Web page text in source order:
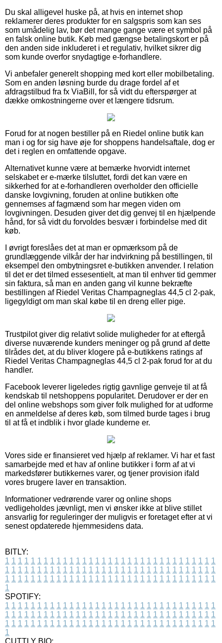
Du skal alligevel huske på, at hvis en internet shop
reklamerer deres produkter for en salgspris som kan ses
som umådelig lav, bør det mange gange være et symbol på
en falsk online butik. Køb med gængse betalingskort er på
den anden side inkluderet i et regulativ, hvilket sikrer dig
som kunde overfor snydagtige e-forhandlere.
Vi anbefaler generelt shopping med kort eller mobilbetaling.
Som en anden løsning burde du drage fordel af et
afdragstilbud fra fx ViaBill, for så vidt du efterspørger at
dække omkostningerne over et længere tidsrum.
Forud for at nogen bestiller på en Riedel online butik kan
man i og for sig have øje for shoppens handelsaftale, dog er
det i reglen en omfattende opgave.
Alternativet kunne være at bemærke hvorvidt internet
selskabet er e-mærke tilsluttet, fordi det kan være en
sikkerhed for at e-forhandleren overholder den officielle
danske lovgivning, foruden at online butikken ofte
gennemses af fagmænd som har megen viden om
lovgivningen. Desuden giver det dig genvej til en hjælpende
hånd, for så vidt du forvoldes besvær i forbindelse med dit
køb.
I øvrigt foreslåes det at man er opmærksom på de
grundlæggende vilkår der har indvirkning på bestillingen, til
eksempel den ombytningsret e-butikken anvender. I relation
til det er det tilmed essesentielt, at man til enhver tid gemmer
sin faktura, så man en anden gang vil kunne bekræfte
bestillingen af Riedel Veritas Champagneglas 44,5 cl 2-pak,
ligegyldigt om man skal købe til en dreng eller pige.
Trustpilot giver dig relativt solide muligheder for at eftergå
diverse nuværende kunders meninger og på grund af dette
tilrådes det, at du bliver klogere på e-butikkens ratings af
Riedel Veritas Champagneglas 44,5 cl 2-pak forud for at du
handler.
Facebook leverer ligeledes rigtig gavnlige genveje til at få
kendskab til netshoppens popularitet. Derudover er der en
del online webshops som giver folk mulighed for at udforme
en anmeldelse af deres køb, som tilmed burde tages i brug
til at få et indblik i hvor glade kunderne er.
Vores side er finansieret ved hjælp af reklamer. Vi har et fast
samarbejde med et hav af online butikker i form af at vi
markedsfører butikkernes varer, og tjener provision ifald
vores brugere laver en transaktion.
Informationer vedrørende varer og online shops
vedligeholdes jævnligt, men vi ønsker ikke at blive stillet
ansvarlig for reguleringer der muligvis er foretaget efter at vi
senest opdaterede hjemmesidens data.
BITLY:
1 1 1 1 1 1 1 1 1 1 1 1 1 1 1 1 1 1 1 1 1 1 1 1 1 1 1 1 1 1 1 1 1
1 1 1 1 1 1 1 1 1 1 1 1 1 1 1 1 1 1 1 1 1 1 1 1 1 1 1 1 1 1 1 1 1
1 1 1 1 1 1 1 1 1 1 1 1 1 1 1 1 1 1 1 1 1 1 1 1 1 1 1 1 1 1 1 1 1
1
SPOTIFY:
1 1 1 1 1 1 1 1 1 1 1 1 1 1 1 1 1 1 1 1 1 1 1 1 1 1 1 1 1 1 1 1 1
1 1 1 1 1 1 1 1 1 1 1 1 1 1 1 1 1 1 1 1 1 1 1 1 1 1 1 1 1 1 1 1 1
1 1 1 1 1 1 1 1 1 1 1 1 1 1 1 1 1 1 1 1 1 1 1 1 1 1 1 1 1 1 1 1 1
1
CUTTLY BIO: